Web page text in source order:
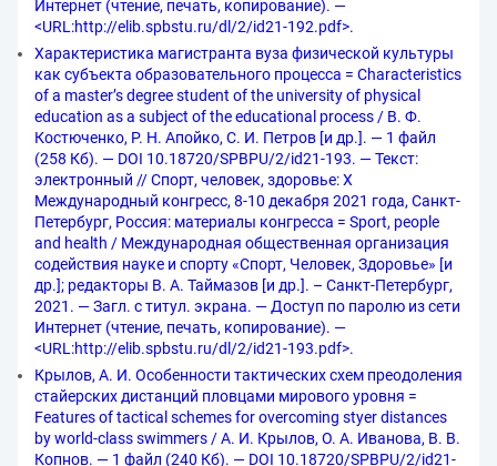
Интернет (чтение, печать, копирование). —
<URL:http://elib.spbstu.ru/dl/2/id21-192.pdf>.
Характеристика магистранта вуза физической культуры
как субъекта образовательного процесса = Characteristics
of a master’s degree student of the university of physical
education as a subject of the educational process / В. Ф.
Костюченко, Р. Н. Aпойко, С. И. Петров [и др.]. — 1 файл
(258 Кб). — DOI 10.18720/SPBPU/2/id21-193. — Текст:
электронный // Спорт, человек, здоровье: X
Международный конгресс, 8-10 декабря 2021 года, Санкт-
Петербург, Россия: материалы конгресса = Sport, people
and health / Международная общественная организация
содействия науке и спорту «Спорт, Человек, Здоровье» [и
др.]; редакторы В. А. Таймазов [и др.]. – Санкт-Петербург,
2021. — Загл. с титул. экрана. — Доступ по паролю из сети
Интернет (чтение, печать, копирование). —
<URL:http://elib.spbstu.ru/dl/2/id21-193.pdf>.
Крылов, А. И. Особенности тактических схем преодоления
стайерских дистанций пловцами мирового уровня =
Features of tactical schemes for overcoming styer distances
by world-class swimmers / А. И. Крылов, О. А. Иванова, В. В.
Копнов. — 1 файл (240 Кб). — DOI 10.18720/SPBPU/2/id21-